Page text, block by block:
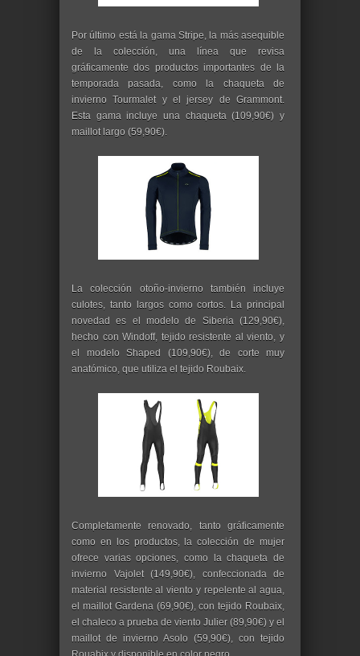
Por último está la gama Stripe, la más asequible
de la colección, una línea que revisa
gráficamente dos productos importantes de la
temporada pasada, como la chaqueta de
invierno Tourmalet y el jersey de Grammont.
Esta gama incluye una chaqueta (109,90€) y
maillot largo (59,90€).
La colección otoño-invierno también incluye
culotes, tanto largos como cortos. La principal
novedad es el modelo de Siberia (129,90€),
hecho con Windoff, tejido resistente al viento, y
el modelo Shaped (109,90€), de corte muy
anatómico, que utiliza el tejido Roubaix.
Completamente renovado, tanto gráficamente
como en los productos, la colección de mujer
ofrece varias opciones, como la chaqueta de
invierno Vajolet (149,90€), confeccionada de
material resistente al viento y repelente al agua,
el maillot Gardena (69,90€), con tejido Roubaix,
el chaleco a prueba de viento Julier (89,90€) y el
maillot de invierno Asolo (59,90€), con tejido